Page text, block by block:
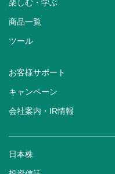
楽しむ・学ぶ
商品一覧
ツール
お客様サポート
キャンペーン
会社案内・IR情報
日本株